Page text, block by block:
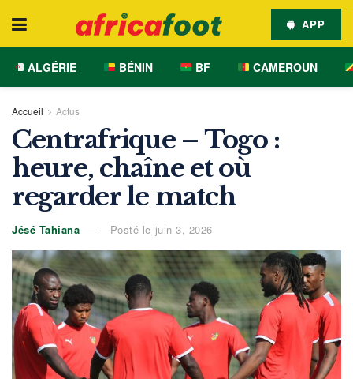
APP
ALGÉRIE BÉNIN BF CAMEROUN
Accueil Actus
Centrafrique – Togo :
heure, chaîne et où
regarder le match
Jésé Tahiana Posté le juin 3, 2026